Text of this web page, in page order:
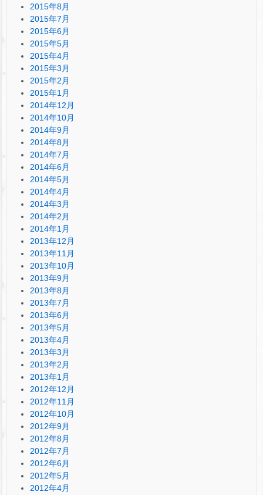
2015年8月
2015年7月
2015年6月
2015年5月
2015年4月
2015年3月
2015年2月
2015年1月
2014年12月
2014年10月
2014年9月
2014年8月
2014年7月
2014年6月
2014年5月
2014年4月
2014年3月
2014年2月
2014年1月
2013年12月
2013年11月
2013年10月
2013年9月
2013年8月
2013年7月
2013年6月
2013年5月
2013年4月
2013年3月
2013年2月
2013年1月
2012年12月
2012年11月
2012年10月
2012年9月
2012年8月
2012年7月
2012年6月
2012年5月
2012年4月